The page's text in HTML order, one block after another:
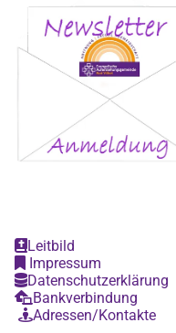
Leitbild
Impressum
Datenschutzerklärung
Bankverbindung
Adressen/Kontakte